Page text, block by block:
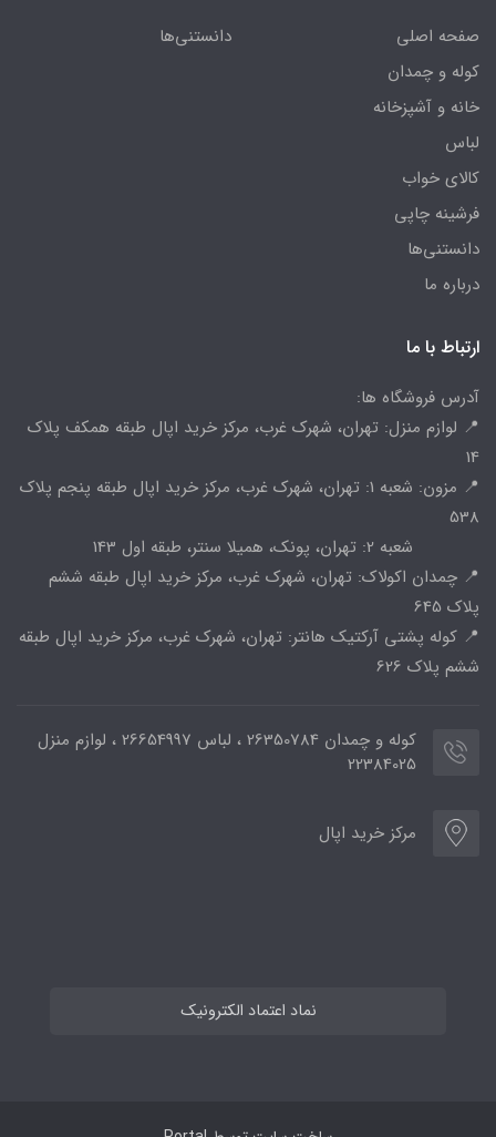
صفحه اصلی
کوله و چمدان
خانه و آشپزخانه
لباس
کالای خواب
فرشینه چاپی
دانستنی‌ها
درباره ما
دانستنی‌ها
ارتباط با ما
آدرس فروشگاه ها:
📍 لوازم منزل: تهران، شهرک غرب، مرکز خرید اپال طبقه همکف پلاک
14
📍 مزون: شعبه 1: تهران، شهرک غرب، مرکز خرید اپال طبقه پنجم پلاک
538
شعبه 2: تهران، پونک، همیلا سنتر، طبقه اول 143
📍 چمدان اکولاک: تهران، شهرک غرب، مرکز خرید اپال طبقه ششم
پلاک 645
📍 کوله پشتی آرکتیک هانتر: تهران، شهرک غرب، مرکز خرید اپال طبقه
ششم پلاک 626
کوله و چمدان 26350784 ، لباس 26654997 ، لوازم منزل
22384025
مرکز خرید اپال
نماد اعتماد الکترونیک